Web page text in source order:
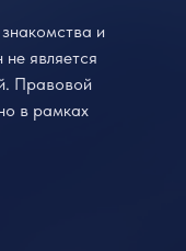
и
является
Правовой
в рамках